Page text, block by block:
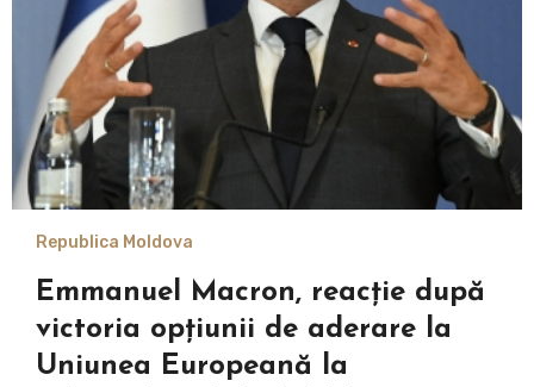
Republica Moldova
Emmanuel Macron, reacție după
victoria opţiunii de aderare la
Uniunea Europeană la